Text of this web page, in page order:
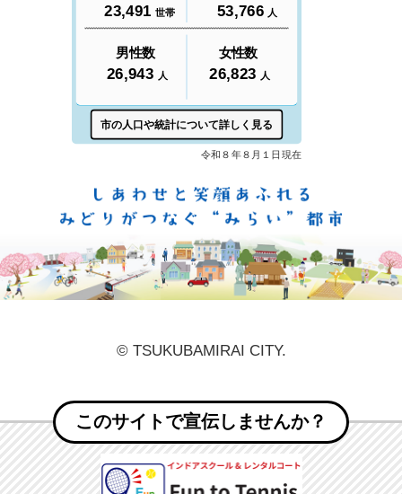
© TSUKUBAMIRAI CITY.
このサイトで宣伝しませんか？